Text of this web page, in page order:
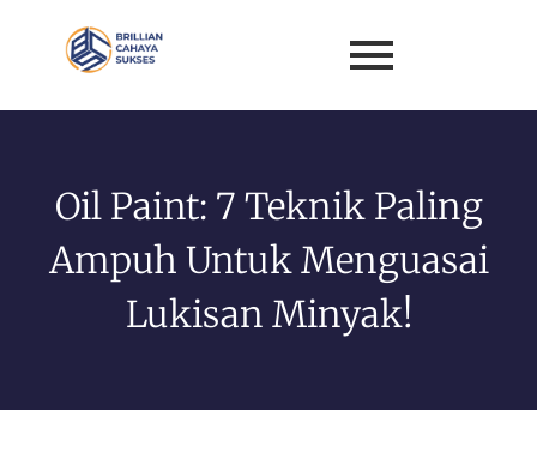
Oil Paint: 7 Teknik Paling
Ampuh Untuk Menguasai
Lukisan Minyak!